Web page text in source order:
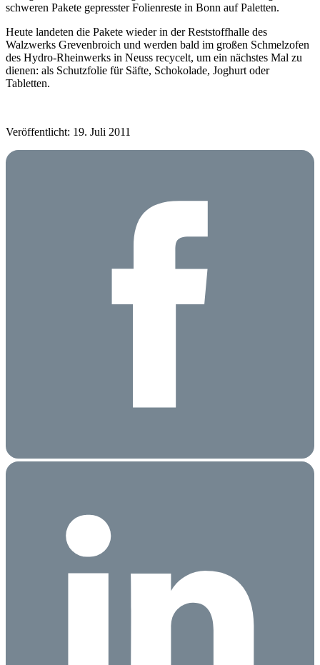
schweren Pakete gepresster Folienreste in Bonn auf Paletten.
Heute landeten die Pakete wieder in der Reststoffhalle des
Walzwerks Grevenbroich und werden bald im großen Schmelzofen
des Hydro-Rheinwerks in Neuss recycelt, um ein nächstes Mal zu
dienen: als Schutzfolie für Säfte, Schokolade, Joghurt oder
Tabletten.
Veröffentlicht: 19. Juli 2011